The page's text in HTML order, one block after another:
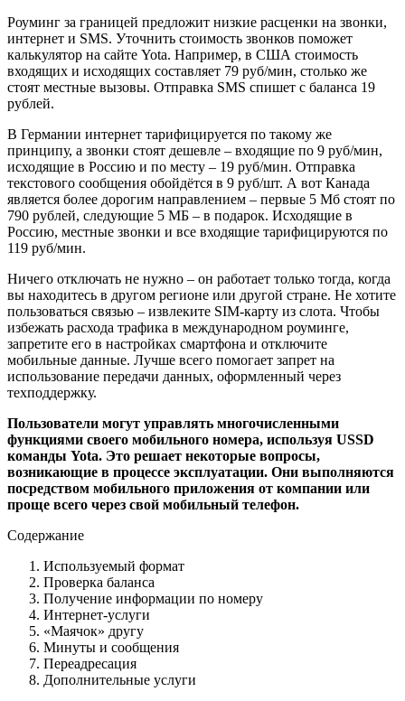
Роуминг за границей предложит низкие расценки на звонки,
интернет и SMS. Уточнить стоимость звонков поможет
калькулятор на сайте Yota. Например, в США стоимость
входящих и исходящих составляет 79 руб/мин, столько же
стоят местные вызовы. Отправка SMS спишет с баланса 19
рублей.
В Германии интернет тарифицируется по такому же
принципу, а звонки стоят дешевле – входящие по 9 руб/мин,
исходящие в Россию и по месту – 19 руб/мин. Отправка
текстового сообщения обойдётся в 9 руб/шт. А вот Канада
является более дорогим направлением – первые 5 Мб стоят по
790 рублей, следующие 5 МБ – в подарок. Исходящие в
Россию, местные звонки и все входящие тарифицируются по
119 руб/мин.
Ничего отключать не нужно – он работает только тогда, когда
вы находитесь в другом регионе или другой стране. Не хотите
пользоваться связью – извлеките SIM-карту из слота. Чтобы
избежать расхода трафика в международном роуминге,
запретите его в настройках смартфона и отключите
мобильные данные. Лучше всего помогает запрет на
использование передачи данных, оформленный через
техподдержку.
Пользователи могут управлять многочисленными
функциями своего мобильного номера, используя USSD
команды Yota. Это решает некоторые вопросы,
возникающие в процессе эксплуатации. Они выполняются
посредством мобильного приложения от компании или
проще всего через свой мобильный телефон.
Содержание
Используемый формат
Проверка баланса
Получение информации по номеру
Интернет-услуги
«Маячок» другу
Минуты и сообщения
Переадресация
Дополнительные услуги